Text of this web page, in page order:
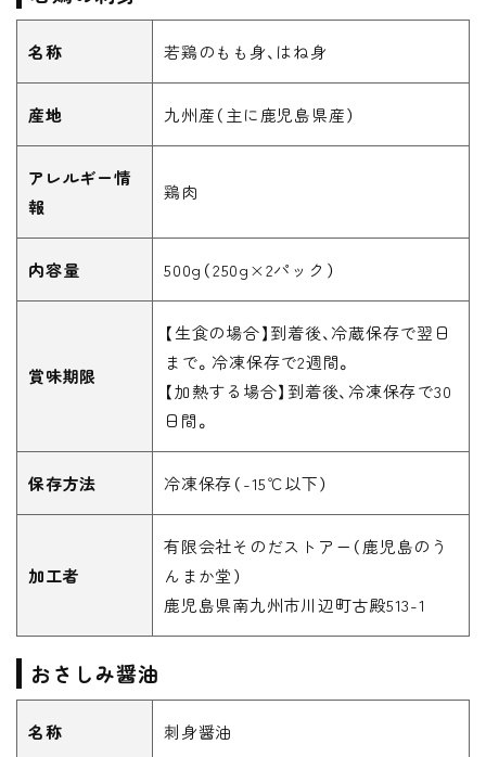
名称 若鶏のもも身、はね身
産地 九州産（主に鹿児島県産）
アレルギー情
報
鶏肉
内容量 500g（250g×2パック）
賞味期限
【生食の場合】到着後、冷蔵保存で翌日
まで。冷凍保存で2週間。
【加熱する場合】到着後、冷凍保存で30
日間。
保存方法 冷凍保存（-15℃以下）
加工者
有限会社そのだストアー（鹿児島のう
んまか堂）
鹿児島県南九州市川辺町古殿513-1
おさしみ醤油
名称 刺身醤油